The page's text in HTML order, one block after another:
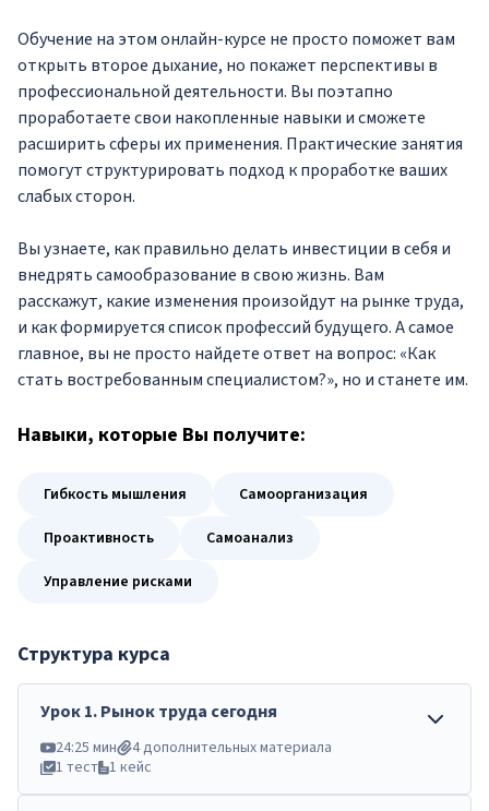
Обучение на этом онлайн-курсе не просто поможет вам
открыть второе дыхание, но покажет перспективы в
профессиональной деятельности. Вы поэтапно
проработаете свои накопленные навыки и сможете
расширить сферы их применения. Практические занятия
помогут структурировать подход к проработке ваших
слабых сторон.
Вы узнаете, как правильно делать инвестиции в себя и
внедрять самообразование в свою жизнь. Вам
расскажут, какие изменения произойдут на рынке труда,
и как формируется список профессий будущего. А самое
главное, вы не просто найдете ответ на вопрос: «Как
стать востребованным специалистом?», но и станете им.
Навыки, которые Вы получите:
Гибкость мышления
Самоорганизация
Проактивность
Самоанализ
Управление рисками
Структура курса
Урок1.Рынок труда сегодня
24:25 мин
4 дополнительных материала
1 тест 1 кейс